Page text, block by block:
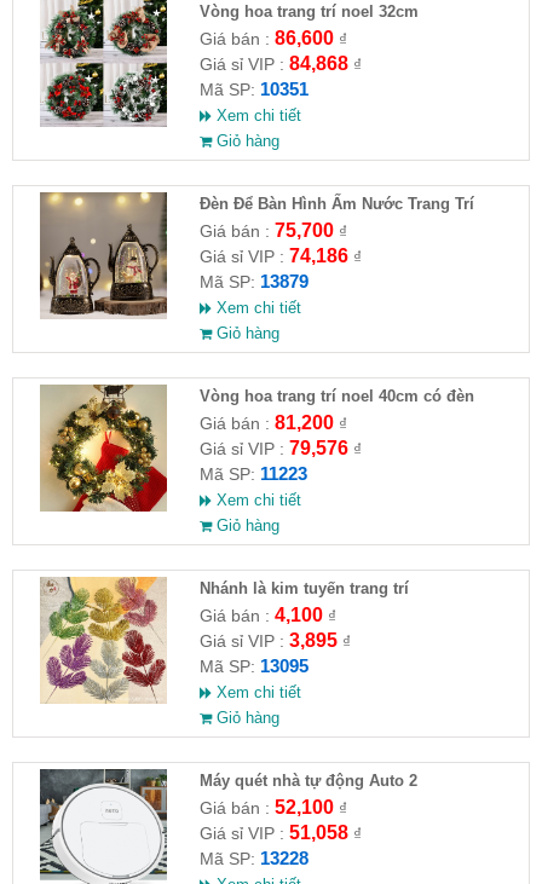
Vòng hoa trang trí noel 32cm
Giá bán : 86,600₫
Giá sỉ VIP : 84,868₫
Mã SP: 10351
Xem chi tiết
Giỏ hàng
Đèn Để Bàn Hình Ấm Nước Trang Trí
Giáng Sinh
Giá bán : 75,700₫
Giá sỉ VIP : 74,186₫
Mã SP: 13879
Xem chi tiết
Giỏ hàng
Vòng hoa trang trí noel 40cm có đèn
Giá bán : 81,200₫
Giá sỉ VIP : 79,576₫
Mã SP: 11223
Xem chi tiết
Giỏ hàng
Nhánh là kim tuyến trang trí
Giá bán : 4,100₫
Giá sỉ VIP : 3,895₫
Mã SP: 13095
Xem chi tiết
Giỏ hàng
Máy quét nhà tự động Auto 2
Giá bán : 52,100₫
Giá sỉ VIP : 51,058₫
Mã SP: 13228